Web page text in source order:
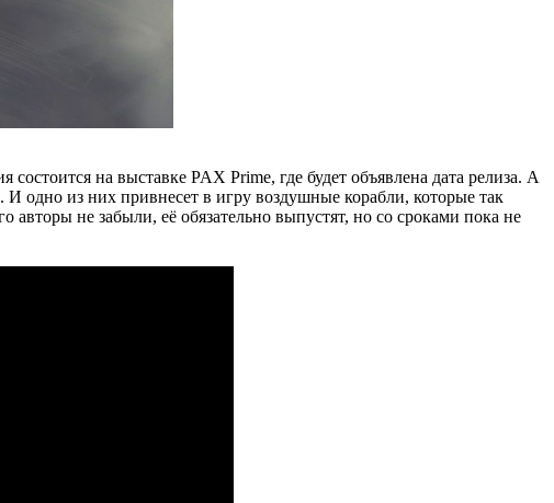
на выставке PAX Prime, где будет объявлена дата релиза. А
И одно из них привнесет в игру воздушные корабли, которые так
авторы не забыли, её обязательно выпустят, но со сроками пока не